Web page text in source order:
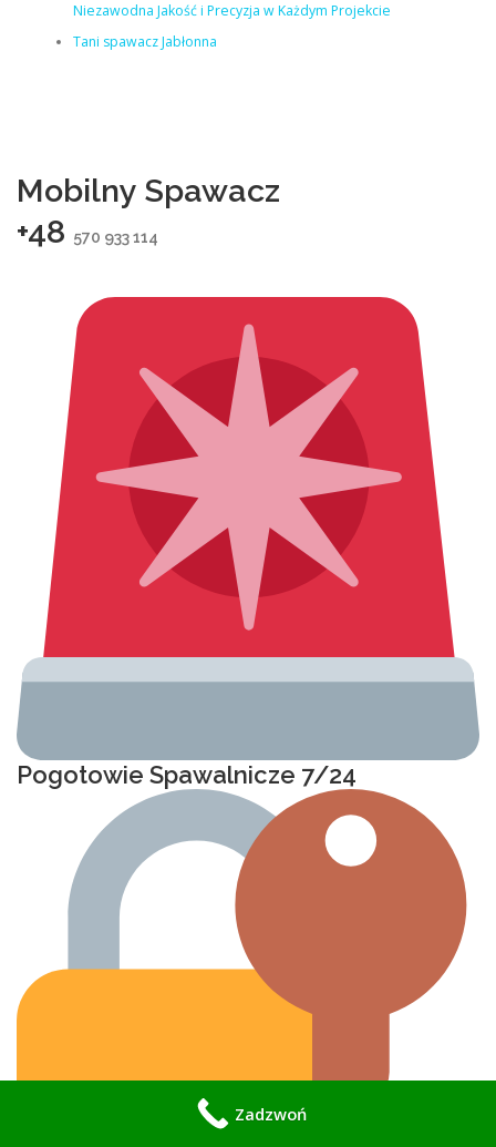
Niezawodna Jakość i Precyzja w Każdym Projekcie
Tani spawacz Jabłonna
Mobilny Spawacz
+48 570 933 114
Pogotowie Spawalnicze 7/24
Zadzwoń